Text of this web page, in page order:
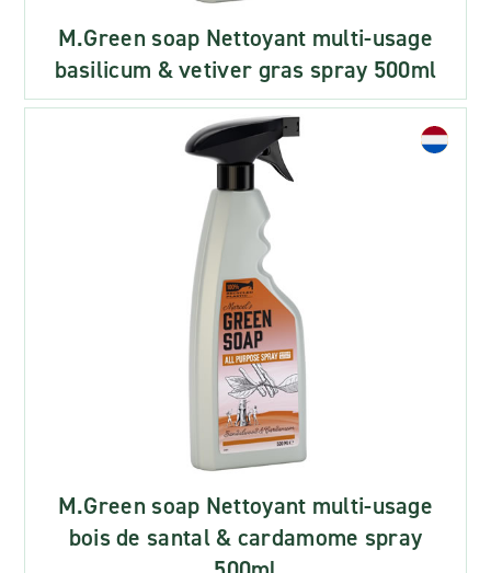
M.Green soap Nettoyant multi-usage
basilicum & vetiver gras spray 500ml
M.Green soap Nettoyant multi-usage
bois de santal & cardamome spray